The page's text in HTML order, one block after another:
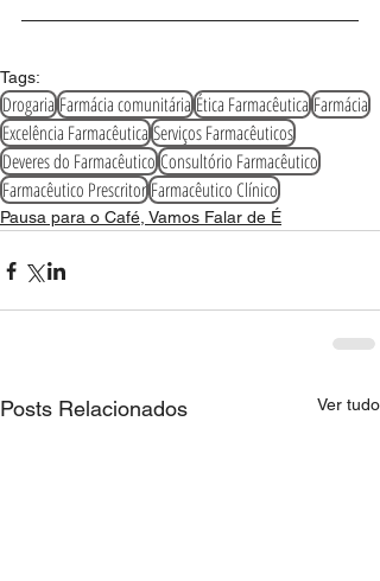
Tags:
DrogariaFarmácia comunitáriaÉtica FarmacêuticaFarmácia
Excelência FarmacêuticaServiços Farmacêuticos
Deveres do FarmacêuticoConsultório Farmacêutico
Farmacêutico PrescritorFarmacêutico Clínico
Pausa para o Café, Vamos Falar de É
Posts Relacionados Ver tudo